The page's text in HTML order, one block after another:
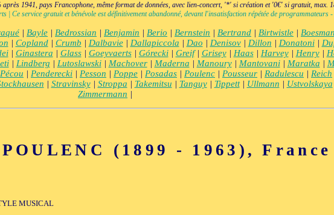
1941, pays Francophone, même format de données, avec lien-concert, '*' si création et '0€' si gratuit, max.
| Ce service gratuit et bénévole est définitivement abandonné, devant l'insatisfaction répétée de programmateurs
| Bayle | Bedrossian | Benjamin | Berio | Bernstein | Bertrand | Birtwistle |
| Copland| Crumb | Dalbavie| Dallapiccola | Dao | Denisov| Dillon | Donatoni|
| Ginastera | Glass| Goeyvaerts| Górecki| Greif| Grisey| Haas| Harvey| Henry|
| Lindberg | Lutoslawski| Machover| Maderna | Manoury| Mantovani| Maratka |
Pécou | Penderecki | Pesson | Poppe | Posadas | Poulenc | Pousseur | Radulescu | Reich
| Stravinsky| Stroppa | Takemitsu | Tanguy| Tippett| Ullmann | Ustvolskaya
Zimmermann |
(1899 - 1963), France
MUSICAL